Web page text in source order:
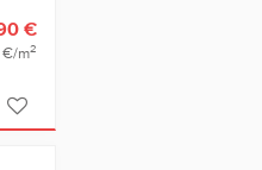
€
€/m2